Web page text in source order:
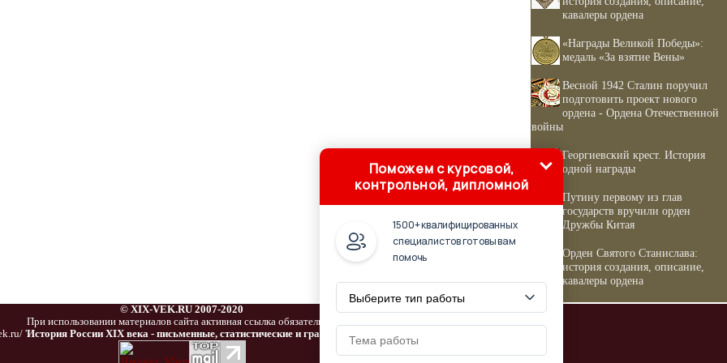
кавалеры ордена
«Награды Великой Победы»:
медаль «За взятие Вены»
Весной 1942 Сталин поручил
подготовить проект нового
ордена - Ордена Отечественной
войны
Георгиевский крест. История
одной награды
Путину первому из глав
государств вручили орден
Дружбы Китая
Орден Святого Станислава:
история создания, описание,
кавалеры ордена
© XIX-VEK.RU 2007-2020
При использовании материалов сайта активная ссылка обязательна:
'История России XIX века - письменные, статистические и графические источники
Поможем с курсовой,
контрольной, дипломной
1500+ квалифицированных
специалистов готовы вам
помочь